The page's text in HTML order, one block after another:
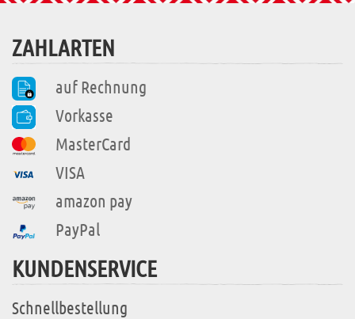
ZAHLARTEN
auf Rechnung
Vorkasse
MasterCard
VISA
amazon pay
PayPal
KUNDENSERVICE
Schnellbestellung